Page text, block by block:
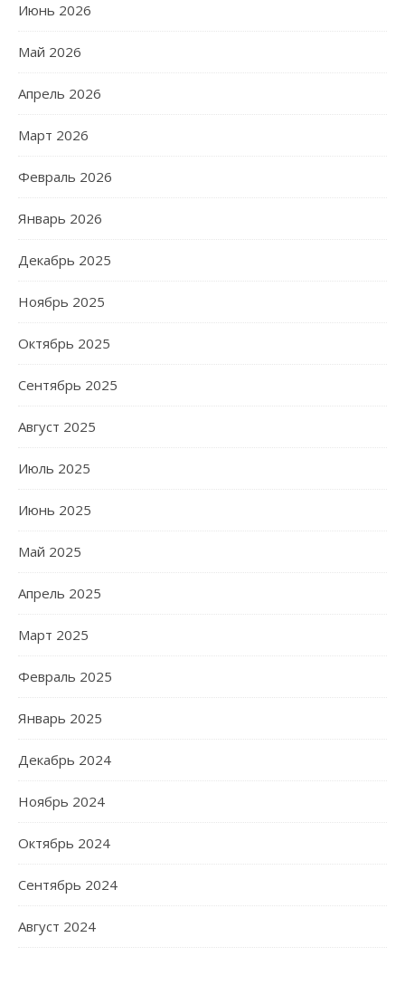
Июнь 2026
Май 2026
Апрель 2026
Март 2026
Февраль 2026
Январь 2026
Декабрь 2025
Ноябрь 2025
Октябрь 2025
Сентябрь 2025
Август 2025
Июль 2025
Июнь 2025
Май 2025
Апрель 2025
Март 2025
Февраль 2025
Январь 2025
Декабрь 2024
Ноябрь 2024
Октябрь 2024
Сентябрь 2024
Август 2024